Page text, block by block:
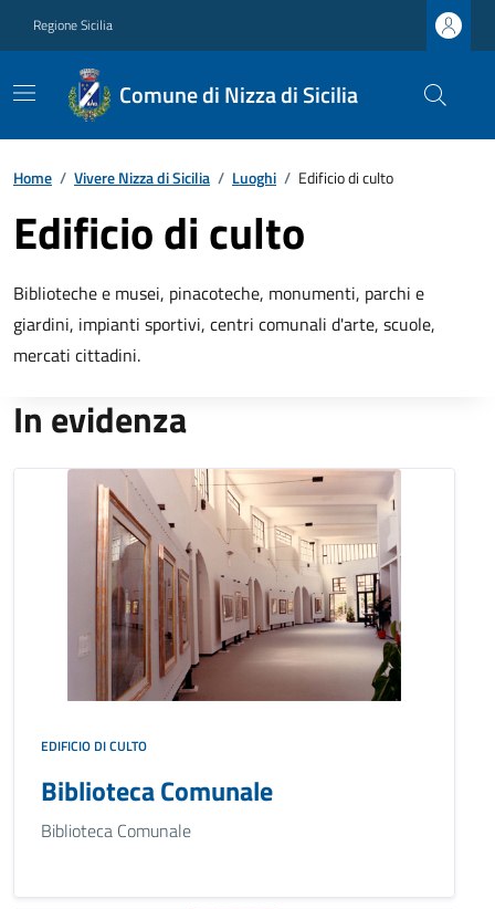
Regione Sicilia
Comune di Nizza di Sicilia
Home / Vivere Nizza di Sicilia / Luoghi / Edificio di culto
Edificio di culto
Biblioteche e musei, pinacoteche, monumenti, parchi e
giardini, impianti sportivi, centri comunali d'arte, scuole,
mercati cittadini.
In evidenza
EDIFICIO DI CULTO
Biblioteca Comunale
Biblioteca Comunale